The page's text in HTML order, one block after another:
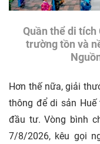
Quần thể di
trường tồn và
Hơn thế nữa, giải
thông để di sản
đầu tư. Vòng bình
7/8/2026, kêu gọi